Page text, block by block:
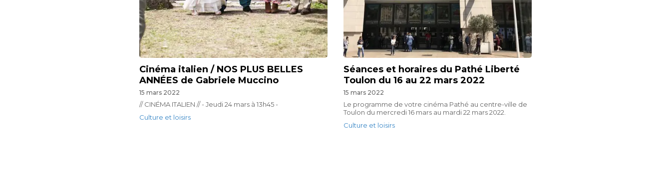
Cinéma italien / NOS PLUS BELLES
ANNÉES de Gabriele Muccino
15 mars 2022
// CINÉMA ITALIEN // - Jeudi 24 mars à 13h45 -
Culture et loisirs
Séances et horaires du Pathé Liberté
Toulon du 16 au 22 mars 2022
15 mars 2022
Le programme de votre cinéma Pathé au centre-ville de
Toulon du mercredi 16 mars au mardi 22 mars 2022.
Culture et loisirs